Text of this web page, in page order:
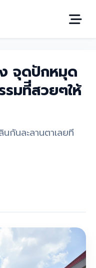
จุดปักหมุด
มทีีสวยๆให้
กันละลานตาเลยที